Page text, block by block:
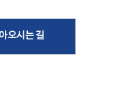
오시는 길